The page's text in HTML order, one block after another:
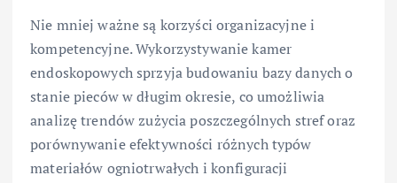
Nie mniej ważne są korzyści organizacyjne i
kompetencyjne. Wykorzystywanie kamer
endoskopowych sprzyja budowaniu bazy danych o
stanie pieców w długim okresie, co umożliwia
analizę trendów zużycia poszczególnych stref oraz
porównywanie efektywności różnych typów
materiałów ogniotrwałych i konfiguracji